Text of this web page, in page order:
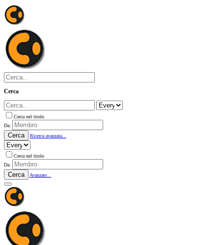
Cerca
Cerca nel titolo
Da:
Cerca Ricerca avanzata...
Cerca nel titolo
Da:
Cerca Avanzate...